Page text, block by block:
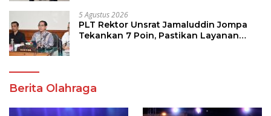
5 Agustus 2026
PLT Rektor Unsrat Jamaluddin Jompa
Tekankan 7 Poin, Pastikan Layanan
Berita Olahraga